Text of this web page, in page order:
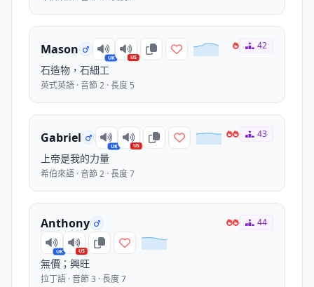
Mason
UK US
石造物，石細工
英式英語 · 音節 2 · 長度 5
42
Gabriel
UK US
上帝是我的力量
希伯來語 · 音節 2 · 長度 7
43
Anthony
UK US
無價；興旺
拉丁語 · 音節 3 · 長度 7
44